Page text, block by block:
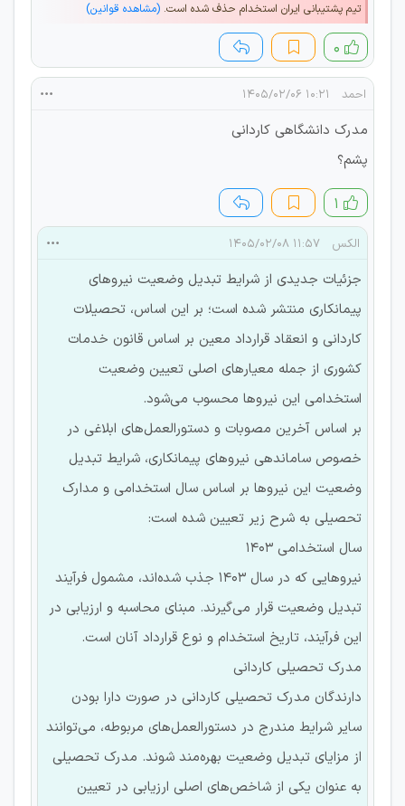
تیم پشتیبانی ایران استخدام حذف شده است. (مشاهده قوانین)
۰
احمد ۱۰:۲۱ ۱۴۰۵/۰۲/۰۶
مدرک دانشگاهی کاردانی
پشم؟
۱
الکس ۱۱:۵۷ ۱۴۰۵/۰۲/۰۸
جزئیات جدیدی از شرایط تبدیل وضعیت نیروهای
پیمانکاری منتشر شده است؛ بر این اساس، تحصیلات
کاردانی و انعقاد قرارداد معین بر اساس قانون خدمات
کشوری از جمله معیارهای اصلی تعیین وضعیت
استخدامی این نیروها محسوب می‌شود.
بر اساس آخرین مصوبات و دستورالعمل‌های ابلاغی در
خصوص ساماندهی نیروهای پیمانکاری، شرایط تبدیل
وضعیت این نیروها بر اساس سال استخدامی و مدارک
تحصیلی به شرح زیر تعیین شده است:
سال استخدامی ۱۴۰۳
نیروهایی که در سال ۱۴۰۳ جذب شده‌اند، مشمول فرآیند
تبدیل وضعیت قرار می‌گیرند. مبنای محاسبه و ارزیابی در
این فرآیند، تاریخ استخدام و نوع قرارداد آنان است.
مدرک تحصیلی کاردانی
دارندگان مدرک تحصیلی کاردانی در صورت دارا بودن
سایر شرایط مندرج در دستورالعمل‌های مربوطه، می‌توانند
از مزایای تبدیل وضعیت بهره‌مند شوند. مدرک تحصیلی
به عنوان یکی از شاخص‌های اصلی ارزیابی در تعیین